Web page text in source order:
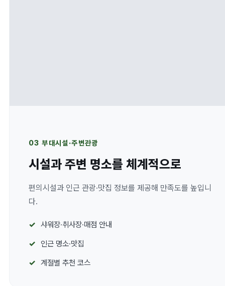
03 부대시설·주변관광
시설과 주변 명소를 체계적으로
편의시설과 인근 관광·맛집 정보를 제공해 만족도를 높입니
다.
샤워장·취사장·매점 안내
인근 명소·맛집
계절별 추천 코스